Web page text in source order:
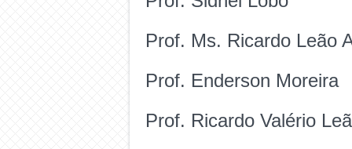
Prof. Ms. Ricardo Leão
Prof. Enderson Moreira
Prof. Ricardo Valério